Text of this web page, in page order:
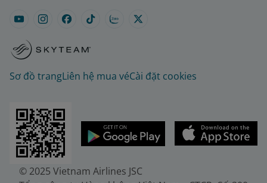
Sơ đồ trangLiên hệ mua véCài đặt cookies
© 2025 Vietnam Airlines JSC